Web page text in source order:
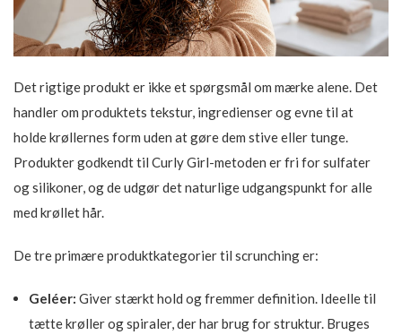
Det rigtige produkt er ikke et spørgsmål om mærke alene. Det
handler om produktets tekstur, ingredienser og evne til at
holde krøllernes form uden at gøre dem stive eller tunge.
Produkter godkendt til Curly Girl-metoden er fri for sulfater
og silikoner, og de udgør det naturlige udgangspunkt for alle
med krøllet hår.
De tre primære produktkategorier til scrunching er:
Geléer: Giver stærkt hold og fremmer definition. Ideelle til
tætte krøller og spiraler, der har brug for struktur. Bruges